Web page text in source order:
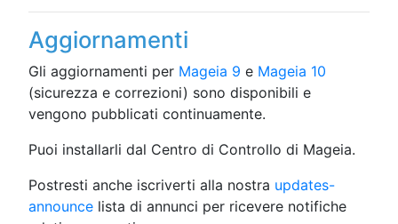
Aggiornamenti
Gli aggiornamenti per Mageia 9 e Mageia 10
(sicurezza e correzioni) sono disponibili e
vengono pubblicati continuamente.
Puoi installarli dal Centro di Controllo di Mageia.
Postresti anche iscriverti alla nostra updates-
announce lista di annunci per ricevere notifiche